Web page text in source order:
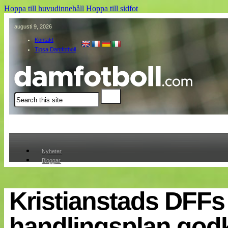
Hoppa till huvudinnehåll Hoppa till sidfot
augusti 9, 2026
Kontakt
Tipsa Damfotboll
Sök
Nyheter
Bloggar
Cuper
Medlemmar
Medlemsbilder
Om oss
Kristianstads DFFs